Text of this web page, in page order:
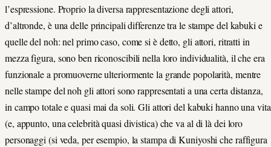
l’espressione. Proprio la diversa rappresentazione degli attori,
d’altronde, è una delle principali differenze tra le stampe del kabuki e
quelle del noh: nel primo caso, come si è detto, gli attori, ritratti in
mezza figura, sono ben riconoscibili nella loro individualità, il che era
funzionale a promuoverne ulteriormente la grande popolarità, mentre
nelle stampe del noh gli attori sono rappresentati a una certa distanza,
in campo totale e quasi mai da soli. Gli attori del kabuki hanno una vita
(e, appunto, una celebrità quasi divistica) che va al di là dei loro
personaggi (si veda, per esempio, la stampa di Kuniyoshi che raffigura